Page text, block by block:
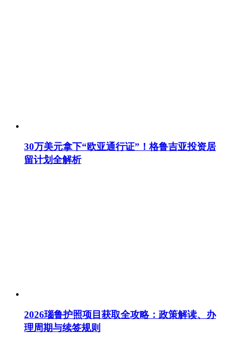
30万美元拿下“欧亚通行证”！格鲁吉亚投资居
留计划全解析
2026瑙鲁护照项目获取全攻略：政策解读、办
理周期与续签规则